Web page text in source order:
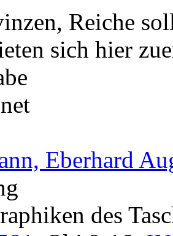
Reiche
sich hier
Eberhard
des